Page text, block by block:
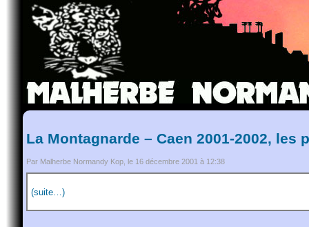
La Montagnarde – Caen 2001-2002, les
Par Malherbe Normandy Kop, le 16 décembre 2001 à 12:38
(suite…)